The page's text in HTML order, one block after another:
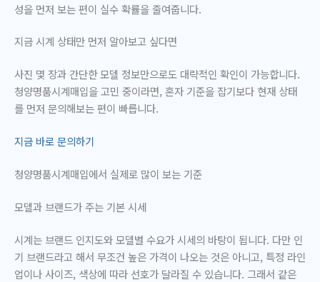
성을 먼저 보는 편이 실수 확률을 줄여줍니다.
지금 시계 상태만 먼저 알아보고 싶다면
사진 몇 장과 간단한 모델 정보만으로도 대략적인 확인이 가능합니다.
청양명품시계매입을 고민 중이라면, 혼자 기준을 잡기보다 현재 상태
를 먼저 문의해보는 편이 빠릅니다.
지금 바로 문의하기
청양명품시계매입에서 실제로 많이 보는 기준
모델과 브랜드가 주는 기본 시세
시계는 브랜드 인지도와 모델별 수요가 시세의 바탕이 됩니다. 다만 인
기 브랜드라고 해서 무조건 높은 가격이 나오는 것은 아니고, 특정 라인
업이나 사이즈, 색상에 따라 선호가 달라질 수 있습니다. 그래서 같은